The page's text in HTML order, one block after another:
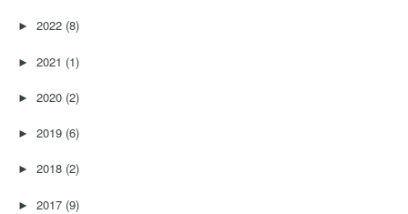
►2022 (8)
►2021 (1)
►2020 (2)
►2019 (6)
►2018 (2)
►2017 (9)